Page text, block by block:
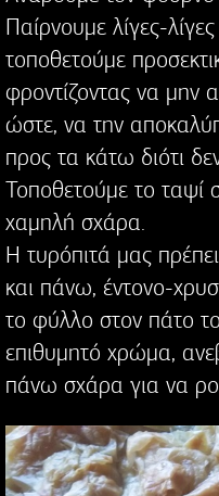
Παίρνουμε λίγες-
τοποθετούμε
φροντίζοντας να μην
ώστε, να την
προς τα κάτω διότι
Τοποθετούμε το ταψί
χαμηλή σχάρα.
Η τυρόπιτά μας
και πάνω, έντονο-
το φύλλο στον πάτο
επιθυμητό χρώμα,
πάνω σχάρα για να